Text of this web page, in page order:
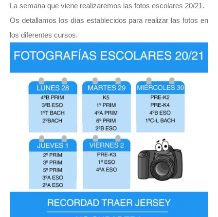
La semana que viene realizaremos las fotos escolares 20/21.
Os detallamos los días establecidos para realizar las fotos en
los diferentes cursos.